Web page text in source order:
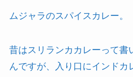
ムジャラのスパイスカレー。
昔はスリランカカレーって書
んですが、入り口にインドカ